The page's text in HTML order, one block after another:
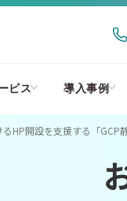
ビス 導入事例
HP開設を支援する「